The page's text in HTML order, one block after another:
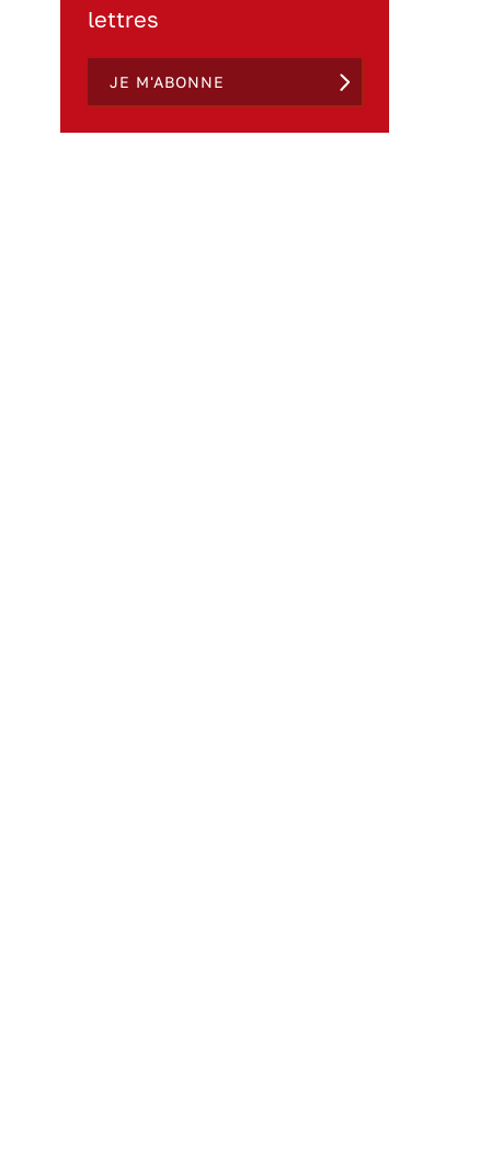
lettres
JE M'ABONNE